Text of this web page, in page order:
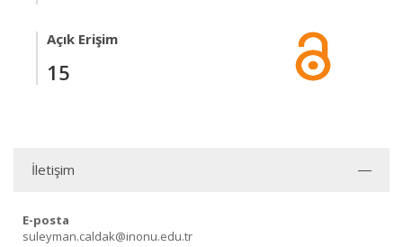
Açık Erişim
15
İletişim
E-posta
suleyman.caldak@inonu.edu.tr